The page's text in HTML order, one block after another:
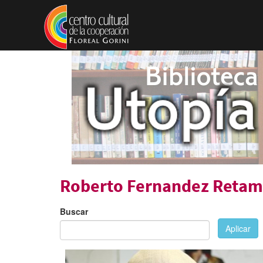
Pasar al contenido principal
Roberto Fernandez
Buscar
Aplicar